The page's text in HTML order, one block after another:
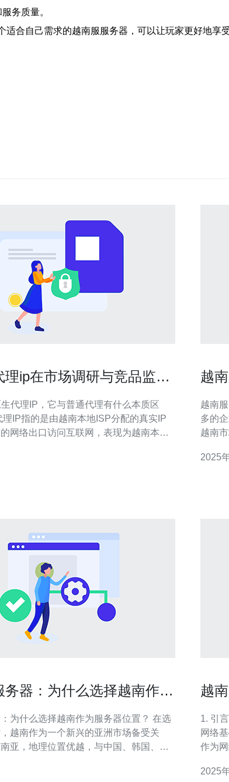
务质量。
合自己需求的越南服服务器，可以让玩家更好地享受
理ip在市场调研与竞品监测
代理IP，它与普通代理有什么本质区
理IP指的是由越南本地ISP分配的真实IP
网络出口访问互联网，表现为越南本地
目标网站识别的概率上更接近真实用
越
越南
多的
越南
最便
2025
务器：为什么选择越南作为
什么选择越南作为服务器位置？ 在选
越南作为一个新兴的亚洲市场备受关
亚，地理位置优越，与中国、韩国、日
拥有稳定的网络环境，
越
1. 引言 越南作为东南亚的重要国家，近年来在信息技术和
网络
作为
势，并提供实
2025